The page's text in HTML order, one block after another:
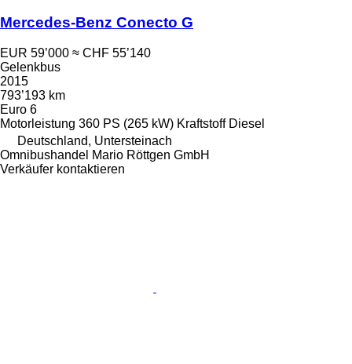
Mercedes-Benz Conecto G
EUR 59’000 ≈ CHF 55’140
Gelenkbus
2015
793’193 km
Euro 6
Motorleistung 360 PS (265 kW) Kraftstoff Diesel
Deutschland, Untersteinach
Omnibushandel Mario Röttgen GmbH
Verkäufer kontaktieren